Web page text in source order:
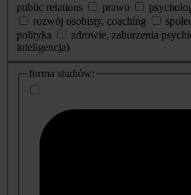
public relations
prawo
rozwój osobisty, coaching
polityka
zdrowie, zaburzenia
inteligencja)
dodatkowe
informacje
forma studiów: